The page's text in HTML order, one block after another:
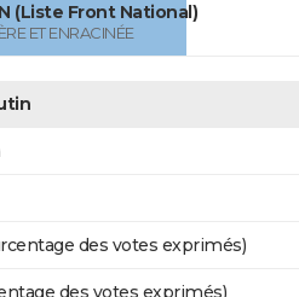
(Liste Front National)
ET ENRACINÉE
des votes exprimés)
des votes exprimés)